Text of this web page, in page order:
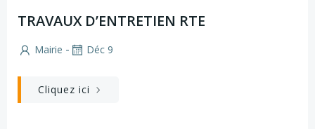
TRAVAUX D’ENTRETIEN RTE
Mairie - Déc 9
Cliquez ici